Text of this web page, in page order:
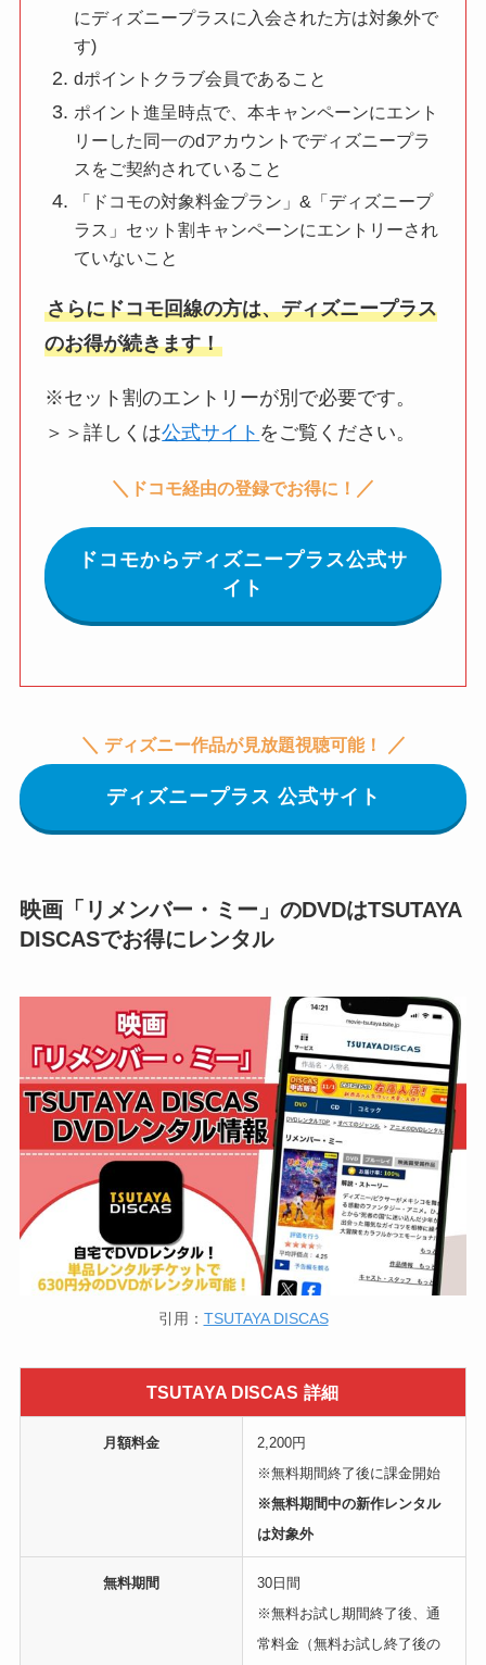
にディズニープラスに入会された方は対象外で
す)
dポイントクラブ会員であること
ポイント進呈時点で、本キャンペーンにエント
リーした同一のdアカウントでディズニープラ
スをご契約されていること
「ドコモの対象料金プラン」&「ディズニープ
ラス」セット割キャンペーンにエントリーされ
ていないこと
さらにドコモ回線の方は、ディズニープラス
のお得が続きます！
※セット割のエントリーが別で必要です。
＞＞詳しくは公式サイト をご覧ください。
＼ ドコモ経由の登録でお得に！ ／
ドコモからディズニープラス公式サ
イト
＼ ディズニー作品が見放題視聴可能！ ／
ディズニープラス 公式サイト
映画「リメンバー・ミー」のDVDはTSUTAYA
DISCASでお得にレンタル
引用： TSUTAYA DISCAS
TSUTAYA DISCAS 詳細
月額料金
2,200円
※無料期間終了後に課金開始
※無料期間中の新作レンタル
は対象外
無料期間
30日間
※無料お試し期間終了後、通
常料金（無料お試し終了後の